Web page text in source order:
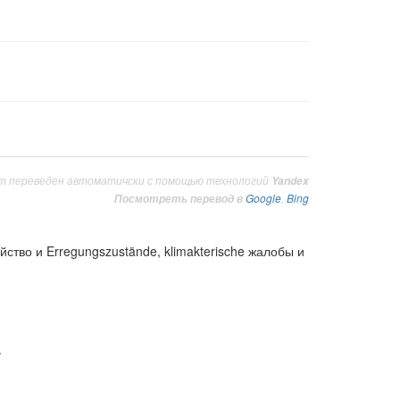
переведен автоматичски с помощью технологий Yandex
Посмотреть перевод вGoogle Bing
и Erregungszustände, klimakterische жалобы и